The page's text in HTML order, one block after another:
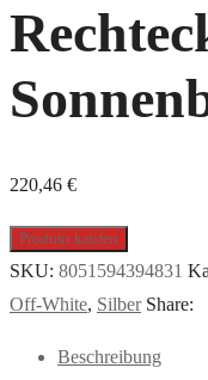
220,46 €
Produkt kaufen
SKU: 8051594394831
Off-White, Silber Share:
Beschreibung